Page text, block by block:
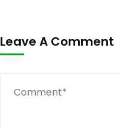
Leave A Comment